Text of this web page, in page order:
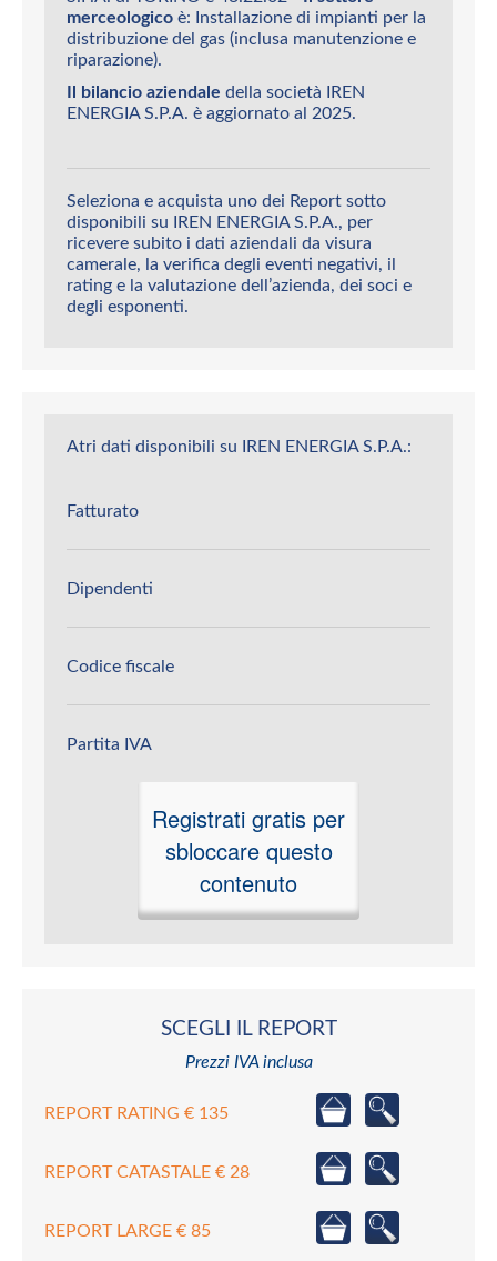
merceologico è: Installazione di impianti per la
distribuzione del gas (inclusa manutenzione e
riparazione).
Il bilancio aziendale della società IREN
ENERGIA S.P.A. è aggiornato al 2025.
Seleziona e acquista uno dei Report sotto
disponibili su IREN ENERGIA S.P.A., per
ricevere subito i dati aziendali da visura
camerale, la verifica degli eventi negativi, il
rating e la valutazione dell’azienda, dei soci e
degli esponenti.
Atri dati disponibili su IREN ENERGIA S.P.A.:
Fatturato
Dipendenti
Codice fiscale
Partita IVA
Registrati gratis per
sbloccare questo
contenuto
SCEGLI IL REPORT
Prezzi IVA inclusa
REPORT RATING € 135
REPORT CATASTALE € 28
REPORT LARGE € 85